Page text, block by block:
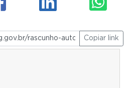
Copiar link